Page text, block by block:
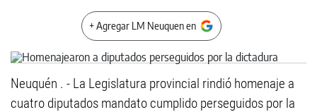
+ Agregar LM Neuquen en
Neuquén . - La Legislatura provincial rindió homenaje a
cuatro diputados mandato cumplido perseguidos por la